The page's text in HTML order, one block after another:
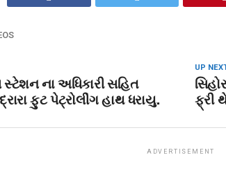
UP
ફ્રી
સ્ટેશન ના અધિકારી સહિત
ફુટ પેટ્રોલીંગ હાથ ધરાયુ.
ADVERTISEMENT